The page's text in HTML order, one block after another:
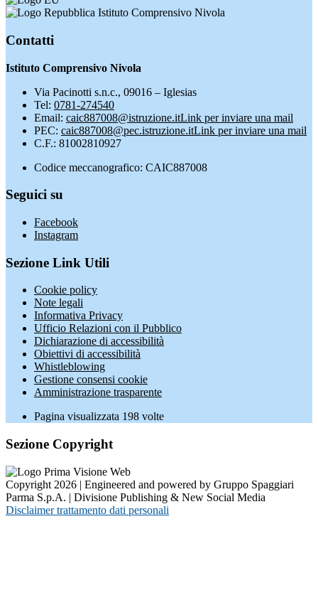
Istituto Comprensivo Nivola
Contatti
Istituto Comprensivo Nivola
Via Pacinotti s.n.c., 09016 – Iglesias
Tel: 0781-274540
Email: caic887008@istruzione.itLink per inviare una mail
PEC: caic887008@pec.istruzione.itLink per inviare una mail
C.F.: 81002810927
Codice meccanografico: CAIC887008
Seguici su
Facebook
Instagram
Sezione Link Utili
Cookie policy
Note legali
Informativa Privacy
Ufficio Relazioni con il Pubblico
Dichiarazione di accessibilità
Obiettivi di accessibilità
Whistleblowing
Gestione consensi cookie
Amministrazione trasparente
Pagina visualizzata 198 volte
Sezione Copyright
Copyright 2026 | Engineered and powered by Gruppo Spaggiari
Parma S.p.A. | Divisione Publishing & New Social Media
Disclaimer trattamento dati personali